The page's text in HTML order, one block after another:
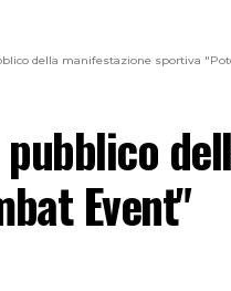
della manifestazione sportiva
Event"